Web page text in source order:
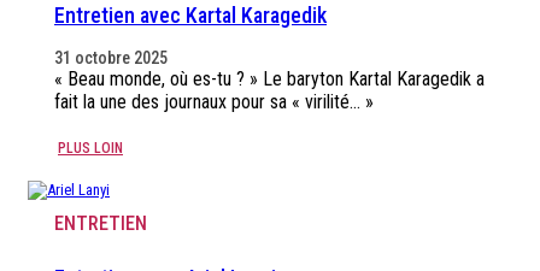
Entretien avec Kartal Karagedik
31 octobre 2025
« Beau monde, où es-tu ? » Le baryton Kartal Karagedik a
fait la une des journaux pour sa « virilité… »
PLUS LOIN
ENTRETIEN